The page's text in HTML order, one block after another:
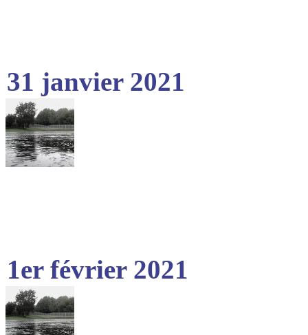
31 janvier 2021
1er février 2021